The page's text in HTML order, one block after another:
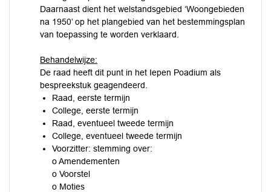
Daarnaast dient het welstandsgebied ‘Woongebieden
na 1950’ op het plangebied van het bestemmingsplan
van toepassing te worden verklaard.
Behandelwijze:
De raad heeft dit punt in het Iepen Poadium als
bespreekstuk geagendeerd.
Raad, eerste termijn
College, eerste termijn
Raad, eventueel tweede termijn
College, eventueel tweede termijn
Voorzitter: stemming over:
o Amendementen
o Voorstel
o Moties